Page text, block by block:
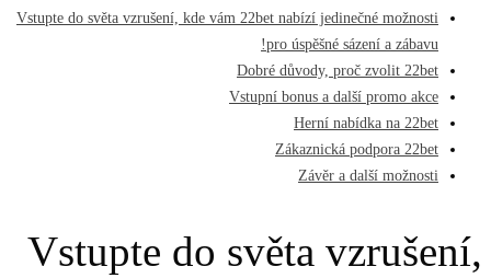
Vstupte do světa vzrušení, kde vám 22bet nabízí jedinečné možnosti
pro úspěšné sázení a zábavu!
Dobré důvody, proč zvolit 22bet
Vstupní bonus a další promo akce
Herní nabídka na 22bet
Zákaznická podpora 22bet
Závěr a další možnosti
Vstupte do světa vzrušení,